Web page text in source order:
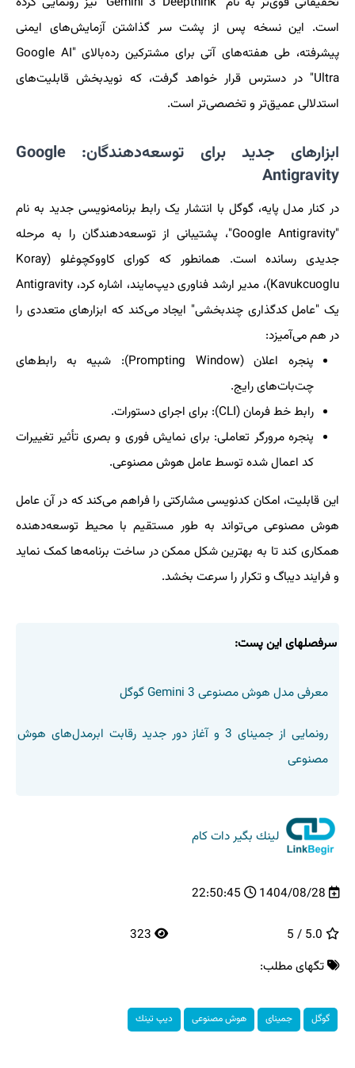
است. این نسخه پس از پشت سر گذاشتن آزمایش‌های ایمنی
پیشرفته، طی هفته‌های آتی برای مشترکین رده‌بالای "Google AI
Ultra" در دسترس قرار خواهد گرفت، که نویدبخش قابلیت‌های
استدلالی عمیق‌تر و تخصصی‌تر است.
ابزارهای جدید برای توسعه‌دهندگان: Google
Antigravity
در کنار مدل پایه، گوگل با انتشار یک رابط برنامه‌نویسی جدید به نام
"Google Antigravity"، پشتیبانی از توسعه‌دهندگان را به مرحله
جدیدی رسانده است. همانطور که کورای کاووکچوغلو (Koray
Kavukcuoglu)، مدیر ارشد فناوری دیپ‌مایند، اشاره کرد، Antigravity
یک "عامل کدگذاری چندبخشی" ایجاد می‌کند که ابزارهای متعددی را
در هم می‌آمیزد:
پنجره اعلان (Prompting Window): شبیه به رابط‌های
چت‌بات‌های رایج.
رابط خط فرمان (CLI): برای اجرای دستورات.
پنجره مرورگر تعاملی: برای نمایش فوری و بصری تأثیر تغییرات
کد اعمال شده توسط عامل هوش مصنوعی.
این قابلیت، امکان کدنویسی مشارکتی را فراهم می‌کند که در آن عامل
هوش مصنوعی می‌تواند به طور مستقیم با محیط توسعه‌دهنده
همکاری کند تا به بهترین شکل ممکن در ساخت برنامه‌ها کمک نماید
و فرایند دیباگ و تکرار را سرعت بخشد.
سرفصلهای این پست:
معرفی مدل هوش مصنوعی Gemini 3 گوگل
رونمایی از جمینای 3 و آغاز دور جدید رقابت ابرمدل‌های هوش
مصنوعی
لینك بگیر دات كام
1404/08/28
22:50:45
تگهای مطلب:
گوگل جمینای هوش مصنوعی دیپ تینك